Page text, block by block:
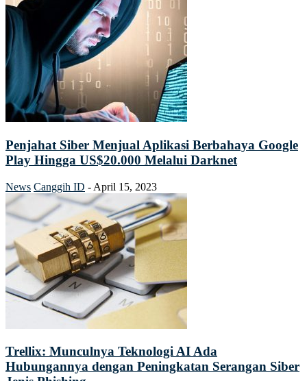
Penjahat Siber Menjual Aplikasi Berbahaya Google
Play Hingga US$20.000 Melalui Darknet
News Canggih ID - April 15, 2023
Trellix: Munculnya Teknologi AI Ada
Hubungannya dengan Peningkatan Serangan Siber